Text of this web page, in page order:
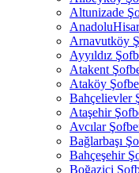
Altunizade
Arnavutköy
Ayyıldız
Atakent
Ataköy
Bahçelievler
Ataşehir
Avcılar
Bağlarbaşı
Bahçeşehir
Boğaziçi